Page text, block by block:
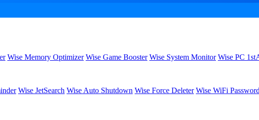
Wise Memory Optimizer Wise Game Booster Wise System Monitor Wise PC
Wise JetSearch Wise Auto Shutdown Wise Force Deleter Wise WiFi